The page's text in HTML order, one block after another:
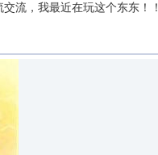
流，我最近在玩这个东东！！